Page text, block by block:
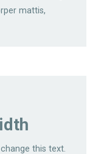
mattis,
this text.